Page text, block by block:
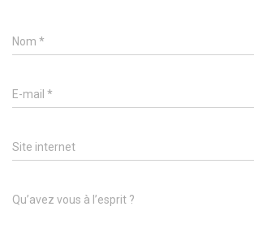
Nom *
E-mail *
Site internet
Qu’avez vous à l’esprit ?